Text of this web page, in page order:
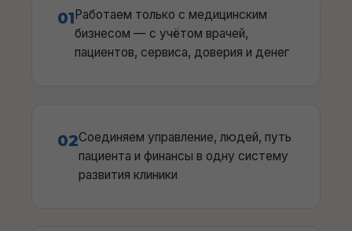
01Работаем только с медицинским
бизнесом — с учётом врачей,
пациентов, сервиса, доверия и денег
02Соединяем управление, людей, путь
пациента и финансы в одну систему
развития клиники